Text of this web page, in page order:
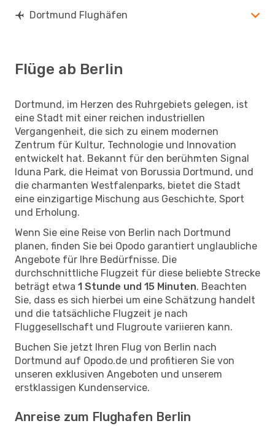
Dortmund Flughäfen
Flüge ab Berlin
Dortmund, im Herzen des Ruhrgebiets gelegen, ist
eine Stadt mit einer reichen industriellen
Vergangenheit, die sich zu einem modernen
Zentrum für Kultur, Technologie und Innovation
entwickelt hat. Bekannt für den berühmten Signal
Iduna Park, die Heimat von Borussia Dortmund, und
die charmanten Westfalenparks, bietet die Stadt
eine einzigartige Mischung aus Geschichte, Sport
und Erholung.
Wenn Sie eine Reise von Berlin nach Dortmund
planen, finden Sie bei Opodo garantiert unglaubliche
Angebote für Ihre Bedürfnisse. Die
durchschnittliche Flugzeit für diese beliebte Strecke
beträgt etwa 1 Stunde und 15 Minuten. Beachten
Sie, dass es sich hierbei um eine Schätzung handelt
und die tatsächliche Flugzeit je nach
Fluggesellschaft und Flugroute variieren kann.
Buchen Sie jetzt Ihren Flug von Berlin nach
Dortmund auf Opodo.de und profitieren Sie von
unseren exklusiven Angeboten und unserem
erstklassigen Kundenservice.
Anreise zum Flughafen Berlin